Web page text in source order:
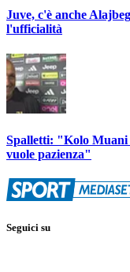
Juve, c'è anche
l'ufficialità
Spalletti: "Kolo Muani
vuole pazienza"
Seguici su